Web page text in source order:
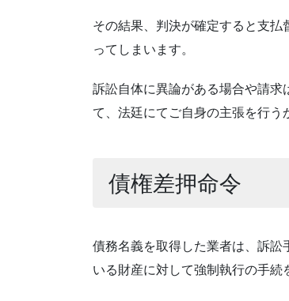
その結果、判決が確定すると支
ってしまいます。
訴訟自体に異論がある場合や請求
て、法廷にてご自身の主張を行う
債権差押命令
債務名義を取得した業者は、訴訟
いる財産に対して強制執行の手続